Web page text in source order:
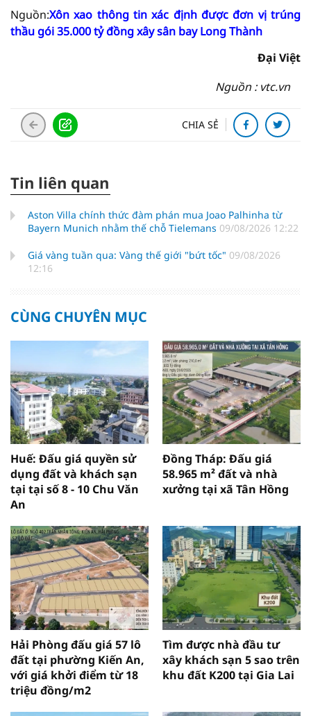
Nguồn:Xôn xao thông tin xác định được đơn vị trúng
thầu gói 35.000 tỷ đồng xây sân bay Long Thành
Đại Việt
Nguồn : vtc.vn
CHIA SẺ
Tin liên quan
Aston Villa chính thức đàm phán mua Joao Palhinha từ
Bayern Munich nhằm thế chỗ Tielemans 09/08/2026 12:22
Giá vàng tuần qua: Vàng thế giới "bứt tốc" 09/08/2026
12:16
CÙNG CHUYÊN MỤC
Huế: Đấu giá quyền sử
dụng đất và khách sạn
tại tại số 8 - 10 Chu Văn
An
Đồng Tháp: Đấu giá
58.965 m² đất và nhà
xưởng tại xã Tân Hồng
Hải Phòng đấu giá 57 lô
đất tại phường Kiến An,
với giá khởi điểm từ 18
triệu đồng/m2
Tìm được nhà đầu tư
xây khách sạn 5 sao trên
khu đất K200 tại Gia Lai